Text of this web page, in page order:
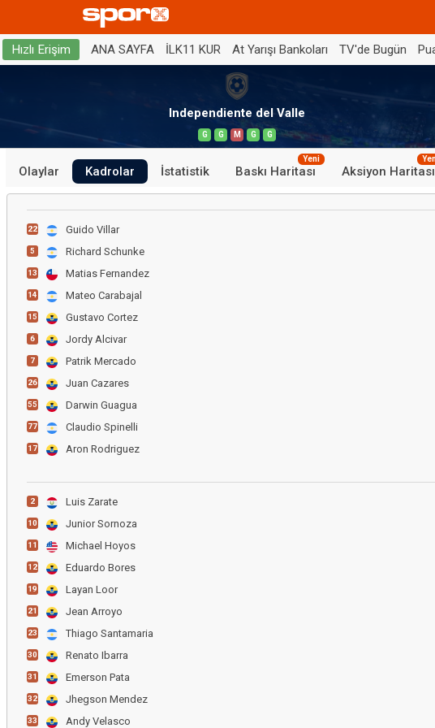
Hızlı Erişim ANA SAYFA İLK11 KUR At Yarışı Bankoları TV'de Bugün
Independiente del Valle
G G M G G
Olaylar Kadrolar İstatistik Baskı Haritası
Yeni
Aksiyon Haritası
22 Guido Villar
5 Richard Schunke
13 Matias Fernandez
14 Mateo Carabajal
15 Gustavo Cortez
6 Jordy Alcivar
7 Patrik Mercado
26 Juan Cazares
55 Darwin Guagua
77 Claudio Spinelli
17 Aron Rodriguez
2 Luis Zarate
10 Junior Sornoza
11 Michael Hoyos
12 Eduardo Bores
19 Layan Loor
21 Jean Arroyo
23 Thiago Santamaria
30 Renato Ibarra
31 Emerson Pata
32 Jhegson Mendez
33 Andy Velasco